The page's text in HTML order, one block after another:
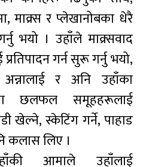
माक्र्स र प्लेखानोबका धेरै
भयो । उहाँले माक्र्सवाद
गर्न सुरू गर्नु भयो,
र अनि उहाँका
छलफल समूहहरूलाई
खेल्ने, स्केटिंग गर्ने, पाहाड
कलास लिए ।
आमाले उहाँलाई